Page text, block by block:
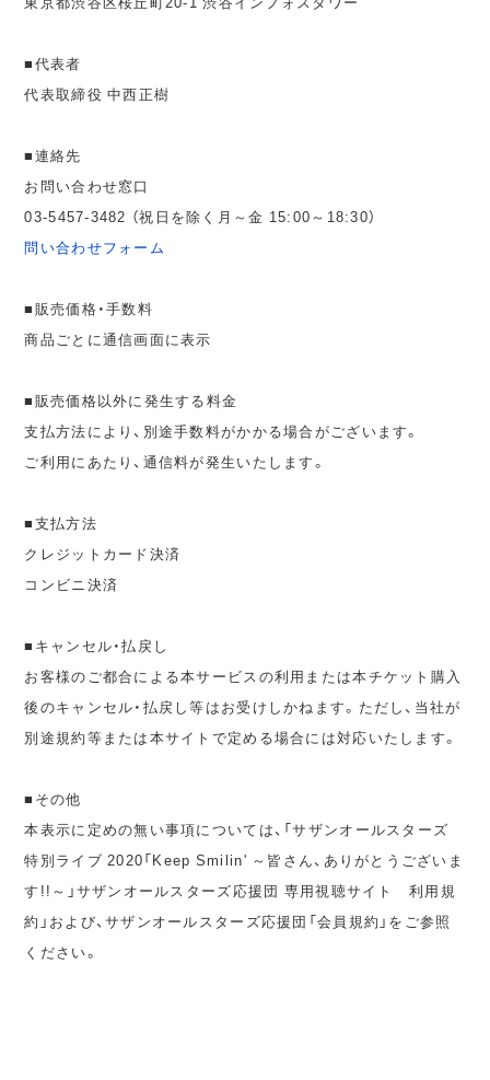
■代表者
代表取締役 中西正樹
■連絡先
お問い合わせ窓口
03-5457-3482 （祝日を除く月～金 15:00～18:30）
問い合わせフォーム
■販売価格・手数料
商品ごとに通信画面に表示
■販売価格以外に発生する料金
支払方法により、別途手数料がかかる場合がございます。
ご利用にあたり、通信料が発生いたします。
■支払方法
クレジットカード決済
コンビニ決済
■キャンセル・払戻し
お客様のご都合による本サービスの利用または本チケット購入
後のキャンセル・払戻し等はお受けしかねます。ただし、当社が
別途規約等または本サイトで定める場合には対応いたします。
■その他
本表示に定めの無い事項については、「サザンオールスターズ
特別ライブ 2020「Keep Smilin' ～皆さん、ありがとうございま
す!!～」サザンオールスターズ応援団 専用視聴サイト 利用規
約」および、サザンオールスターズ応援団「会員規約」をご参照
ください。